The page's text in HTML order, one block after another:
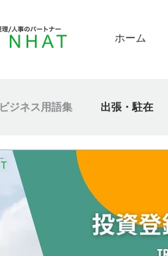
ホーム
ビジネス用語集 出張・駐在